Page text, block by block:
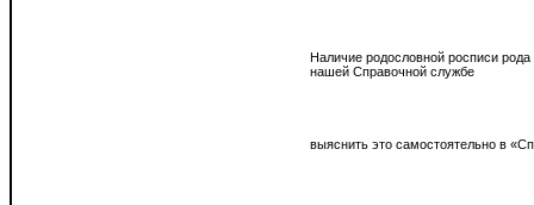
Наличие родословной росписи рода
нашей Справочной службе
выяснить это самостоятельно в